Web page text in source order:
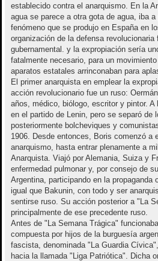
establecido contra el anarquismo. En la
agua se parece a otra gota de agua, iba
fenómeno que se produjo en España en
organización de la defensa revolucionaria
gubernamental. y la expropiación sería
fatalmente necesario, para un
aparatos estatales arrinconaban para
El primer anarquista en emplear la
acción revolucionario fue un ruso:
años, médico, biólogo, escritor y pintor.
en el partido de Lenin, pero se separó de
posteriormente bolcheviques y
1906. Desde entonces, Boris comenzó a
anarquismo, hasta entrar plenamente a
Anarquista. Viajó por Alemania, Suiza y
enfermedad pulmonar y, por consejo de
Argentina, participando en la propaganda
igual que Bakunin, con todo y ser
sentirse ruso. Su acción posterior a "La
principalmente de ese precedente ruso.
Antes de "La Semana Trágica"
compuesta por hijos de la burguesía
fascista, denominada "La Guardia
hacia la llamada "Liga Patriótica". Dicha